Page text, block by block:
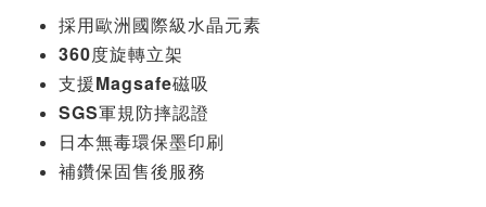
採用歐洲國際級水晶元素
360度旋轉立架
支援Magsafe磁吸
SGS軍規防摔認證
日本無毒環保墨印刷
補鑽保固售後服務